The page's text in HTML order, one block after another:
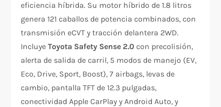
eficiencia híbrida. Su motor híbrido de 1.8 litros
genera 121 caballos de potencia combinados, con
transmisión eCVT y tracción delantera 2WD.
IncluyeToyota Safety Sense 2.0 con precolisión,
alerta de salida de carril, 5 modos de manejo (EV,
Eco, Drive, Sport, Boost), 7 airbags, levas de
cambio, pantalla TFT de 12.3 pulgadas,
conectividad Apple CarPlay y Android Auto, y